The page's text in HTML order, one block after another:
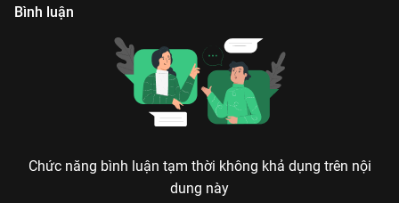
Bình luận
Chức năng bình luận tạm thời không khả dụng trên nội
dung này